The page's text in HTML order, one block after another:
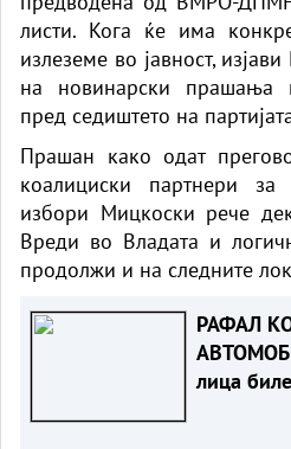
листи. Кога ќе има
излеземе во јавност,
на новинарски прашања
пред седиштето на
Прашан како одат
коалициски партнери за
избори Мицкоски рече
Вреди во Владата и
продолжи и на следните
РАФАЛ
лица